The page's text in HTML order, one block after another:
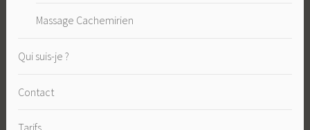
Massage Cachemirien
Qui suis-je ?
Contact